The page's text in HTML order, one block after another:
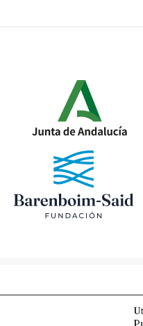
© 2025 Fundación